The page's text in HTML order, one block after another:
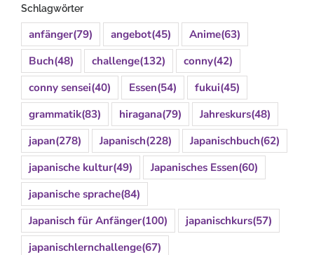
Schlagwörter
anfänger(79) angebot(45) Anime(63)
Buch(48) challenge(132) conny(42)
conny sensei(40) Essen(54) fukui(45)
grammatik(83) hiragana(79) Jahreskurs(48)
japan(278) Japanisch(228) Japanischbuch(62)
japanische kultur(49) Japanisches Essen(60)
japanische sprache(84)
Japanisch für Anfänger(100) japanischkurs(57)
japanischlernchallenge(67)